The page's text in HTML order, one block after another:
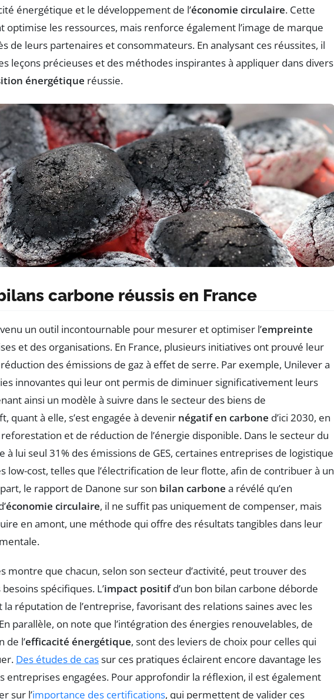
énergétique et le développement de l’économie circulaire. Cette
optimise les ressources, mais renforce également l’image de marque
de leurs partenaires et consommateurs. En analysant ces réussites, il
leçons précieuses et des méthodes inspirantes à appliquer dans divers
énergétique réussie.
carbone réussis en France
un outil incontournable pour mesurer et optimiser l’empreinte
et des organisations. En France, plusieurs initiatives ont prouvé leur
des émissions de gaz à effet de serre. Par exemple, Unilever a
innovantes qui leur ont permis de diminuer significativement leurs
ainsi un modèle à suivre dans le secteur des biens de
quant à elle, s’est engagée à devenir négatif en carbone d’ici 2030, en
et de réduction de l’énergie disponible. Dans le secteur du
lui seul 31% des émissions de GES, certaines entreprises de logistique
low-cost, telles que l’électrification de leur flotte, afin de contribuer à un
le rapport de Danone sur son bilan carbone a révélé qu’en
économie circulaire, il ne suffit pas uniquement de compenser, mais
en amont, une méthode qui offre des résultats tangibles dans leur
montre que chacun, selon son secteur d’activité, peut trouver des
spécifiques. L’impact positifd’un bon bilan carbone déborde
la réputation de l’entreprise, favorisant des relations saines avec les
parallèle, on note que l’intégration des énergies renouvelables, de
de l’efficacité énergétique, sont des leviers de choix pour celles qui
Des études de cassur ces pratiques éclairent encore davantage les
entreprises engagées. Pour approfondir la réflexion, il est également
sur l’importance des certifications, qui permettent de valider ces